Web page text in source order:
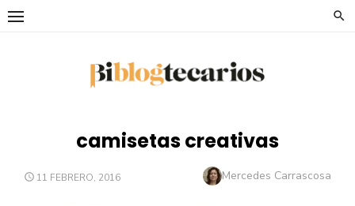
Saltar
camisetas creativas
PUBLICADO
11 FEBRERO, 2016 Autor
Mercedes Carrascosa